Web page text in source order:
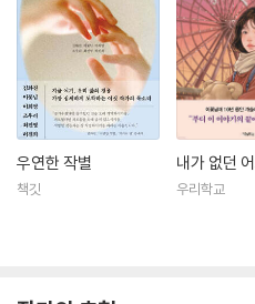
우연한 작별
책깃
내가 없던
우리학교